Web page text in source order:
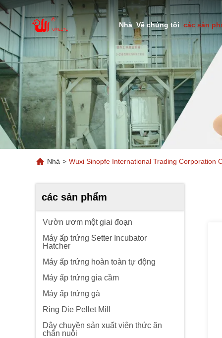
Nhà Về chúng tôi các sản
Nhà > Wuxi Sinopfe International Trading Corporation
các sản phẩm
Vườn ươm một giai đoạn
Máy ấp trứng Setter Incubator
Hatcher
Máy ấp trứng hoàn toàn tự động
Máy ấp trứng gia cầm
Máy ấp trứng gà
Ring Die Pellet Mill
Dây chuyền sản xuất viên thức ăn
chăn nuôi